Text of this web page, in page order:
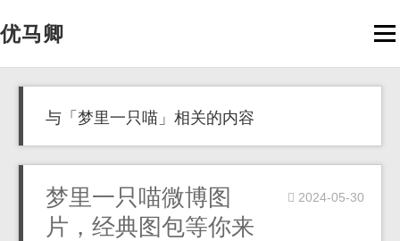
优马卿
与「梦里一只喵」相关的内容
梦里一只喵微博图
片，经典图包等你来
2024-05-30